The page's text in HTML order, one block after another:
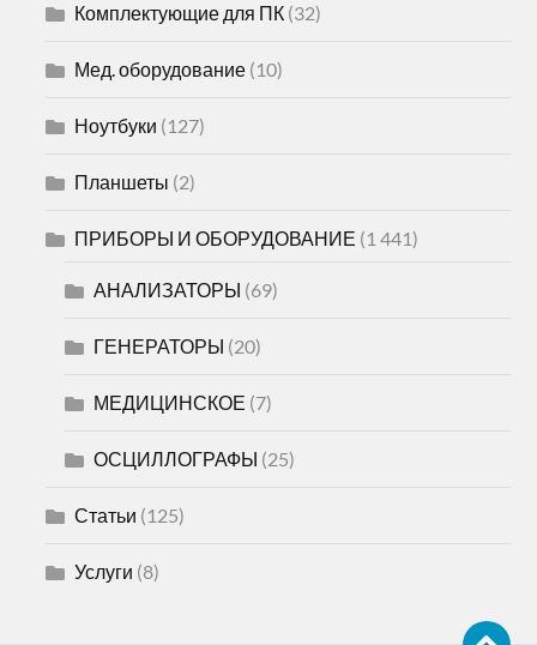
Комплектующие для ПК (32)
Мед. оборудование (10)
Ноутбуки (127)
Планшеты (2)
ПРИБОРЫ И ОБОРУДОВАНИЕ (1 441)
АНАЛИЗАТОРЫ (69)
ГЕНЕРАТОРЫ (20)
МЕДИЦИНСКОЕ (7)
ОСЦИЛЛОГРАФЫ (25)
Статьи (125)
Услуги (8)